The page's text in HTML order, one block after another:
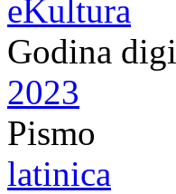
eKultura
Godina
2023
Pismo
latinica